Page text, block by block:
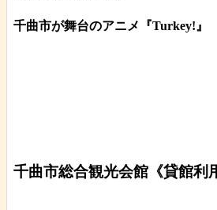
千曲市が舞台のアニメ『Turkey!』
千曲市総合観光会館《貸館利